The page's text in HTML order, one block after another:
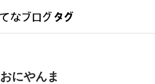
おにやんま